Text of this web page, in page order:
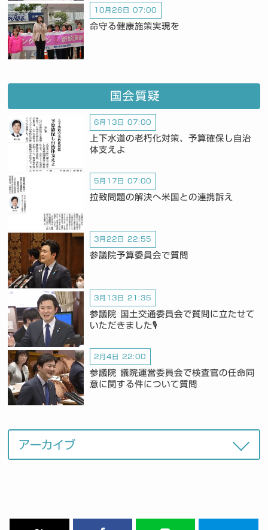
10月26日 07:00
命守る健康施策実現を
国会質疑
6月13日 07:00
上下水道の老朽化対策、予算確保し自治
体支えよ
5月17日 07:00
拉致問題の解決へ米国との連携訴え
3月22日 22:55
参議院予算委員会で質問
3月13日 21:35
参議院 国土交通委員会で質問に立たせて
いただきました🎙️
2月4日 22:00
参議院 議院運営委員会で検査官の任命同
意に関する件について質問